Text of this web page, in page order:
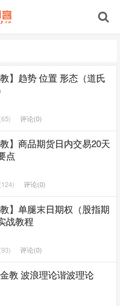
教】趋势 位置 形态（道氏
评论(0)
教】商品期货日内交易20天
点
评论(0)
教】单腿末日期权（股指期
战教程
评论(0)
教 波浪理论谐波理论